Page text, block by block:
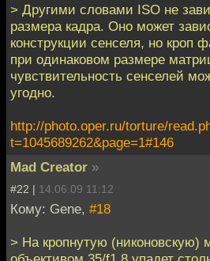
> Другими словами ISO не
размера кадра. Оно может
конструкции сенселя, но кроп
при одинаковом размере
чувствительность сенселей
угодно.
http://photo.oper.ru/torture/
t=1045689262&page=1#146
Mad Creator »
#22 | 14.06.09 11:12
Кому: Gene, #18
> На кропнутую (никоновскую)